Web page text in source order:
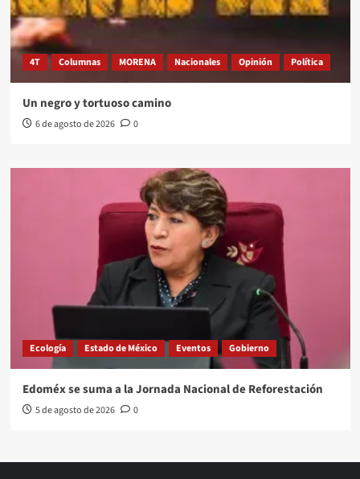
4T Columnas MORENA Nacionales Opinión Política
Un negro y tortuoso camino
6 de agosto de 2026 0
Ecología Estado de México Eventos Gobierno
Edoméx se suma a la Jornada Nacional de Reforestación
5 de agosto de 2026 0